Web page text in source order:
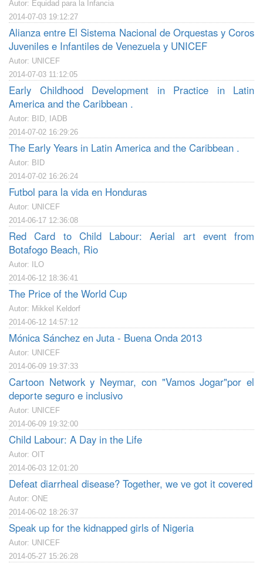
Autor: Equidad para la Infancia
2014-07-03 19:12:27
Alianza entre El Sistema Nacional de Orquestas y Coros
Juveniles e Infantiles de Venezuela y UNICEF
Autor: UNICEF
2014-07-03 11:12:05
Early Childhood Development in Practice in Latin
America and the Caribbean .
Autor: BID, IADB
2014-07-02 16:29:26
The Early Years in Latin America and the Caribbean .
Autor: BID
2014-07-02 16:26:24
Futbol para la vida en Honduras
Autor: UNICEF
2014-06-17 12:36:08
Red Card to Child Labour: Aerial art event from
Botafogo Beach, Rio
Autor: ILO
2014-06-12 18:36:41
The Price of the World Cup
Autor: Mikkel Keldorf
2014-06-12 14:57:12
Mónica Sánchez en Juta - Buena Onda 2013
Autor: UNICEF
2014-06-09 19:37:33
Cartoon Network y Neymar, con "Vamos Jogar"por el
deporte seguro e inclusivo
Autor: UNICEF
2014-06-09 19:32:00
Child Labour: A Day in the Life
Autor: OIT
2014-06-03 12:01:20
Defeat diarrheal disease? Together, we ve got it covered
Autor: ONE
2014-06-02 18:26:37
Speak up for the kidnapped girls of Nigeria
Autor: UNICEF
2014-05-27 15:26:28